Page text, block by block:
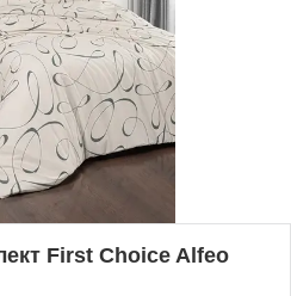
First Choice Alfeo